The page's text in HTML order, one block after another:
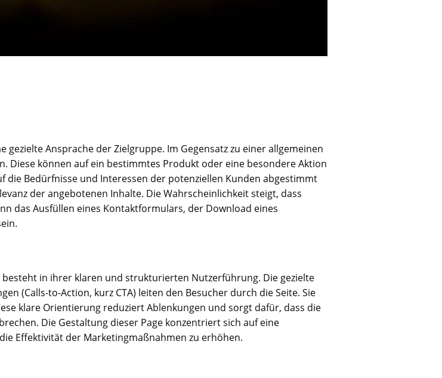
Ansprache der Zielgruppe. Im Gegensatz zu einer allgemeinen
Diese können auf ein bestimmtes Produkt oder eine besondere Aktion
die Bedürfnisse und Interessen der potenziellen Kunden abgestimmt
der angebotenen Inhalte. Die Wahrscheinlichkeit steigt, dass
das Ausfüllen eines Kontaktformulars, der Download eines
besteht in ihrer klaren und strukturierten Nutzerführung. Die gezielte
(Calls-to-Action, kurz CTA) leiten den Besucher durch die Seite. Sie
klare Orientierung reduziert Ablenkungen und sorgt dafür, dass die
Die Gestaltung dieser Page konzentriert sich auf eine
Effektivität der Marketingmaßnahmen zu erhöhen.